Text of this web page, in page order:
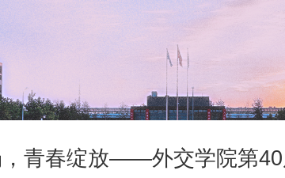
青春绽放——外交学院第